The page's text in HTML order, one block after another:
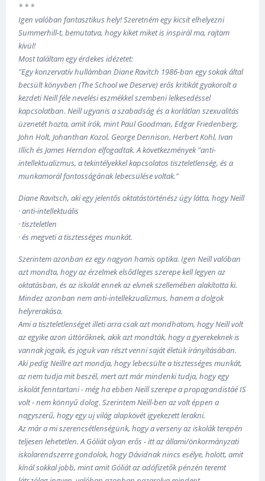
* * *
Igen valóban fantasztikus hely! Szeretném egy kicsit elhelyezni
Summerhill-t, bemutatva, hogy kiket miket is inspirál ma, rajtam
kívül!
Most találtam egy érdekes idézetet:
"Egy konzervatív hullámban Diane Ravitch 1986-ban egy sokak által
becsült könyvben (The School we Deserve) erős kritikát gyakorolt a
kezdeti Neill féle nevelési eszmékkel szembeni lelkesedéssel
kapcsolatban. Neill ugyanis a szabadság és a korlátlan szexualitás
üzenetét hozta, amit írók, mint Paul Goodman, Edgar Friedenberg,
John Holt, Johanthan Kozol, George Dennison, Herbert Kohl, Ivan
Illich és James Herndon elfogadtak. A következmények "anti-
intellektualizmus, a tekintélyekkel kapcsolatos tiszteletlenség, és a
munkamorál fontosságának lebecsülése voltak."
Diane Ravitsch, aki egy jelentős oktatástörténész úgy látta, hogy Neill
· anti-intellektuális
· tiszteletlen
· és megveti a tisztességes munkát.
Szerintem azonban ez egy nagyon hamis optika. Igen Neill valóban
azt mondta, hogy az érzelmek elsődleges szerepe kell legyen az
oktatásban, és az iskolát ennek az elvnek szellemében alakította ki.
Mindez azonban nem anti-intellekzualizmus, hanem a dolgok
helyrerakása.
Ami a tiszteletlenséget illeti arra csak azt mondhatom, hogy Neill volt
az egyike azon úttörőknek, akik azt mondták, hogy a gyerekeknek is
vannak jogaik, és joguk van részt venni saját életük irányításában.
Aki pedig Neillre azt mondja, hogy lebecsülte a tisztességes munkát,
az nem tudja mit beszél, mert azt már mindenki tudja, hogy egy
iskolát fenntartani - még ha ebben Neill szerepe a propagandistáé IS
volt - nem könnyű dolog. Szerintem Neill-ben az volt éppen a
nagyszerű, hogy egy uj világ alapkövét igyekezett lerakni.
Az már a mi szerencsétlenségünk, hogy a verseny az iskolák terepén
teljesen lehetetlen. A Góliát olyan erős - itt az állami/önkormányzati
iskolarendszerre gondolok, hogy Dávidnak nincs esélye, holott, amit
kínál sokkal jobb, mint amit Góliát az adófizetők pénzén teremt